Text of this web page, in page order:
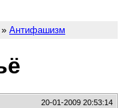
» Антифашизм
20-01-2009 20:53:14